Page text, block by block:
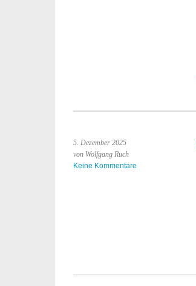
5. Dezember 2025
von Wolfgang Ruch
Keine Kommentare